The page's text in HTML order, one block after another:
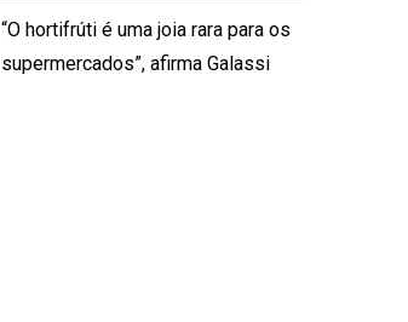
“O hortifrúti é uma joia rara para os
supermercados”, afirma Galassi